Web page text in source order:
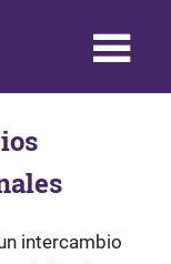
intercambio